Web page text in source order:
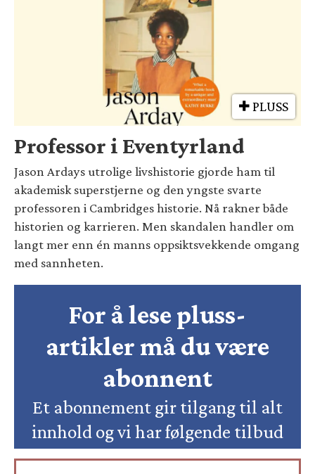
PLUSS
Professor i Eventyrland
Jason Ardays utrolige livshistorie gjorde ham til
akademisk superstjerne og den yngste svarte
professoren i Cambridges historie. Nå rakner både
historien og karrieren. Men skandalen handler om
langt mer enn én manns oppsiktsvekkende omgang
med sannheten.
For å lese pluss-
artikler må du være
abonnent
Et abonnement gir tilgang til alt
innhold og vi har følgende tilbud